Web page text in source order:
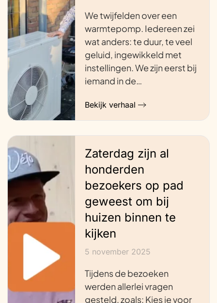
We twijfelden over een
warmtepomp. Iedereen zei
wat anders: te duur, te veel
geluid, ingewikkeld met
instellingen. We zijn eerst bij
iemand in de…
Bekijk verhaal
Zaterdag zijn al
honderden
bezoekers op pad
geweest om bij
huizen binnen te
kijken
5 november 2025
Tijdens de bezoeken
werden allerlei vragen
gesteld, zoals: Kies je voor